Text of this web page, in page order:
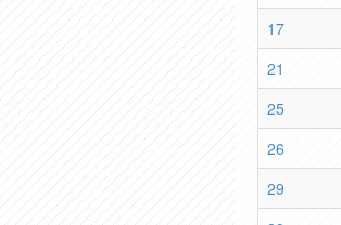
17
21
25
26
29